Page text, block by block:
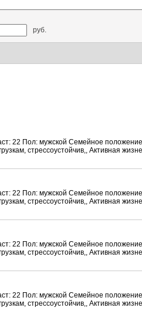
руб.
22 Пол: мужской Семейное
стрессоустойчив,, Активная
22 Пол: мужской Семейное
стрессоустойчив,, Активная
22 Пол: мужской Семейное
стрессоустойчив,, Активная
22 Пол: мужской Семейное
стрессоустойчив,, Активная